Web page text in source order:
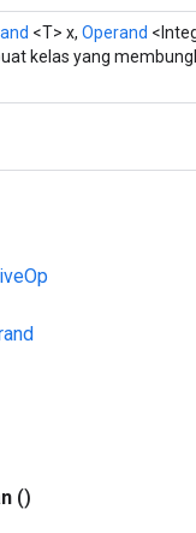
<T> x, Operand
kelas yang
()